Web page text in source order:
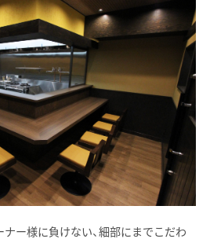
ー様に負けない、細部にまでこだわ